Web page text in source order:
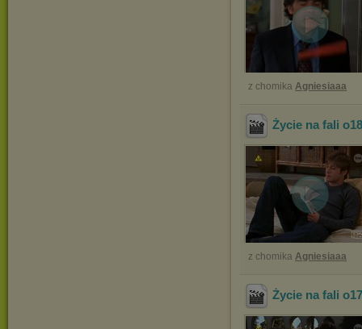
z chomika Agniesiaaa
Życie na fali
z chomika Agniesiaaa
Życie na fali